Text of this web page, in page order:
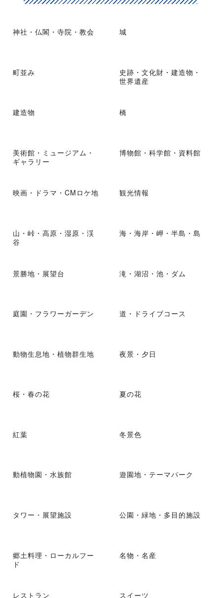
神社・仏閣・寺院・教会 城
町並み
史跡・文化財・建造物・
世界遺産
建造物 橋
美術館・ミュージアム・
ギャラリー
博物館・科学館・資料館
映画・ドラマ・CMロケ地 観光情報
山・峠・高原・湿原・渓
谷
海・海岸・岬・半島・島
景勝地・展望台 滝・湖沼・池・ダム
庭園・フラワーガーデン 道・ドライブコース
動物生息地・植物群生地 夜景・夕日
桜・春の花 夏の花
紅葉 冬景色
動植物園・水族館 遊園地・テーマパーク
タワー・展望施設 公園・緑地・多目的施設
郷土料理・ローカルフー
ド
名物・名産
レストラン スイーツ